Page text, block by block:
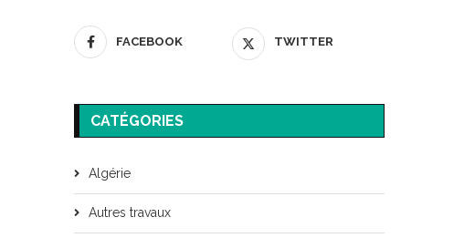
FACEBOOK TWITTER
CATÉGORIES
Algérie
Autres travaux